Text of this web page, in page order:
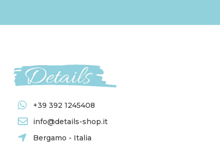
+39 392 1245408
info@details-shop.it
Bergamo - Italia